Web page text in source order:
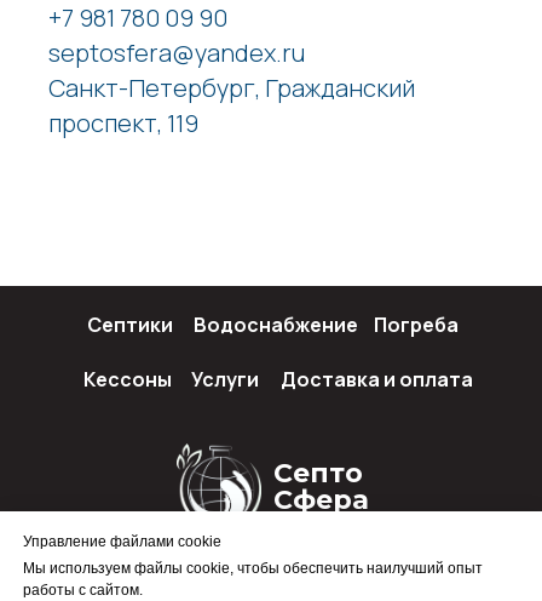
Управление файлами cookie
Мы используем файлы cookie, чтобы обеспечить наилучший опыт
работы с сайтом.
+7 981 780 09 90
septosfera@yandex.ru
Санкт-Петербург, Гражданский
проспект, 119
Септо
Сфера
Септики Водоснабжение Погреба
Кессоны Услуги Доставка и оплата